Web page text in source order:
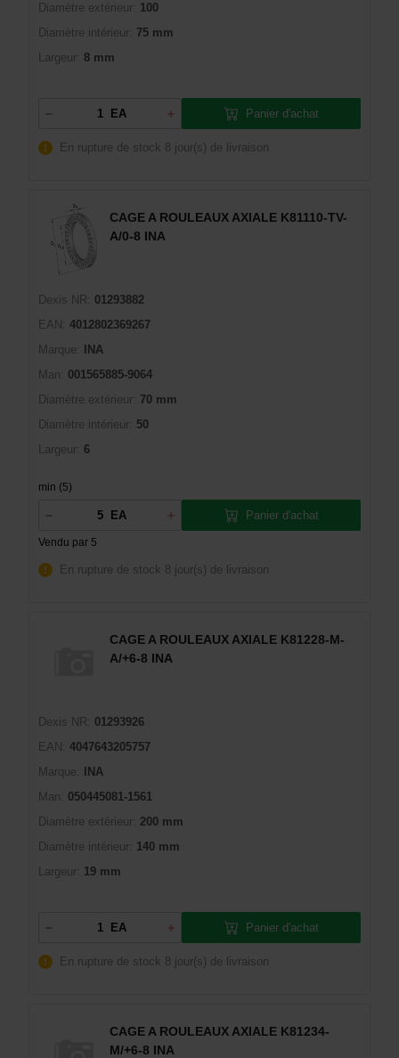
Diamètre extérieur: 100
Diamètre intérieur: 75 mm
Largeur: 8 mm
EA Panier d'achat
En rupture de stock 8 jour(s) de livraison
CAGE A ROULEAUX AXIALE K81110-TV-
A/0-8 INA
Dexis NR:
01293882
EAN:
4012802369267
Marque:
INA
Man:
001565885-9064
Diamètre extérieur: 70 mm
Diamètre intérieur: 50
Largeur: 6
min (5)
EA
Vendu par 5
Panier d'achat
En rupture de stock 8 jour(s) de livraison
CAGE A ROULEAUX AXIALE K81228-M-
A/+6-8 INA
Dexis NR:
01293926
EAN:
4047643205757
Marque:
INA
Man:
050445081-1561
Diamètre extérieur: 200 mm
Diamètre intérieur: 140 mm
Largeur: 19 mm
EA Panier d'achat
En rupture de stock 8 jour(s) de livraison
CAGE A ROULEAUX AXIALE K81234-
M/+6-8 INA